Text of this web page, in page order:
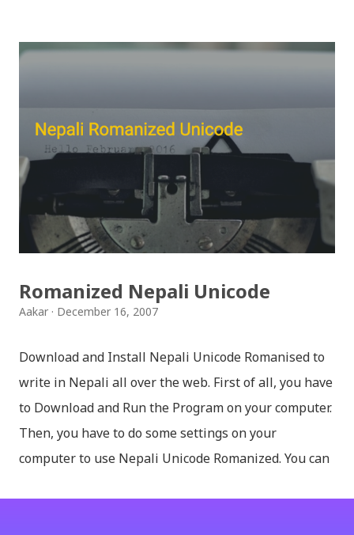
इन्स्टाग्राम आदि जुनसुकै एप्लिकेशनमा पनि प्रयोग गर्न मिल्ने यी नेपाली
मैचासमेत गरी आठ किसिमका स्टिकरहरु समावेश गरिएकोछ । हाम्रो
नेपाली किबोर्डको इमोजी खण्डमा गएर यी स्टिकरहरु प्रयोग गर्न
सकिन्छ । थिम हाम्रो नेपाली किबोर्डको यस संस्करणमा नयाँ किबोर्ड
थिम पनि थपिएको छ । हाम्रो नेपाली किबोर्डको सेटिङमा गएर आफूलाई
मन पर्ने थिम छान्न सकिन्छ । डार्क तथा लाइट गरेर हाललाई दुई
डिजाइनमा किबोर्ड थिम उपलब्ध छ । चलनचल्तिको “ब...
Romanized Nepali Unicode
Aakar December 16, 2007
Download and Install Nepali Unicode Romanised to
write in Nepali all over the web. First of all, you have
to Download and Run the Program on your computer.
Then, you have to do some settings on your
computer to use Nepali Unicode Romanized. You can